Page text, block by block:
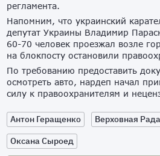
регламента.
Напомним, что украинский
депутат Украины Владимир
60-70 человек проезжал возле
на блокпосту остановили
По требованию предоставить
осмотреть авто, нардеп начал
силу к правоохранителям и
Антон Геращенко Верховная Рада
Оксана Сыроед